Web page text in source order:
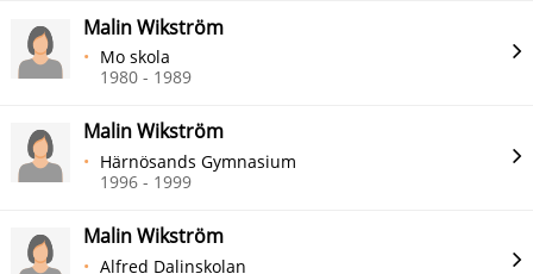
Malin Wikström
Mo skola
1980 - 1989
Malin Wikström
Härnösands Gymnasium
1996 - 1999
Malin Wikström
Alfred Dalinskolan